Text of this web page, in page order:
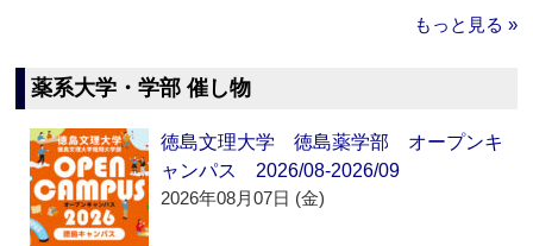
もっと見る »
薬系大学・学部 催し物
徳島文理大学 徳島薬学部 オープンキ
ャンパス 2026/08-2026/09
2026年08月07日 (金)